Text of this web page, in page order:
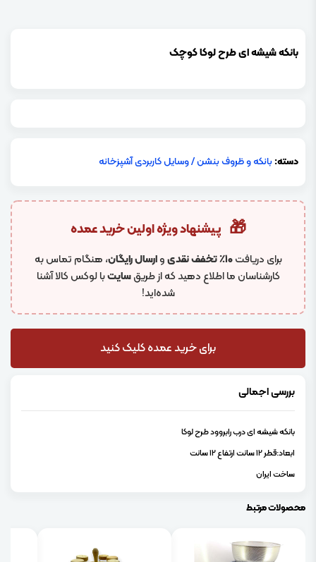
بانکه شیشه ای طرح لوکا کوچک
دسته:بانکه و ظروف بنشن/وسایل کاربردی آشپزخانه
🎁 پیشنهاد ویژه اولین خرید عمده
برای دریافت۱۰٪ تخفف نقدی وارسال رایگان، هنگام تماس به
کارشناسان ما اطلاع دهید که از طریقسایتبا لوکس کالا آشنا
شده‌اید!
برای خرید عمده کلیک کنید
بررسی اجمالی
بانکه شیشه ای درب رابروود طرح لوکا
ابعاد:قطر 12 سانت ارتفاع 12 سانت
ساخت ایران
محصولات مرتبط